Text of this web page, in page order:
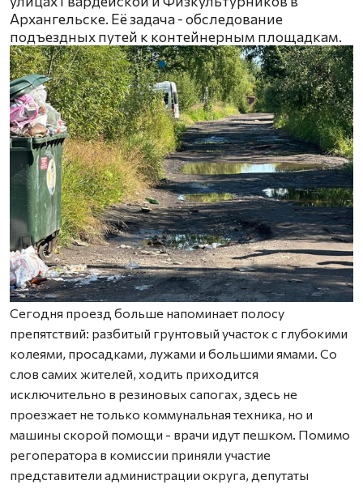
Архангельске. Её задача - обследование
подъездных путей к контейнерным площадкам.
Сегодня проезд больше напоминает полосу
препятствий: разбитый грунтовый участок с глубокими
колеями, просадками, лужами и большими ямами. Со
слов самих жителей, ходить приходится
исключительно в резиновых сапогах, здесь не
проезжает не только коммунальная техника, но и
машины скорой помощи - врачи идут пешком. Помимо
регоператора в комиссии приняли участие
представители администрации округа, депутаты